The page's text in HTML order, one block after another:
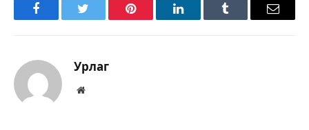
FacebookTwitter Pinterest LinkedInTumblr Имэйл
Урлаг
Вэбсайт